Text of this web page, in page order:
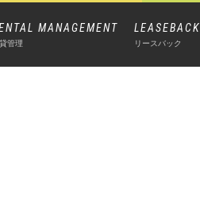
MANAGEMENT
管理
LEASEBACK
リースバック